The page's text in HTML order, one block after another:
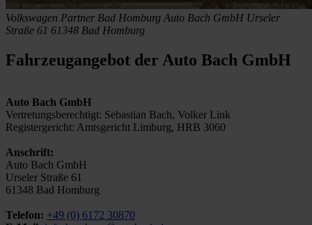
Volkswagen Partner Bad Homburg Auto Bach GmbH Urseler
Straße 61 61348 Bad Homburg
Fahrzeugangebot der Auto Bach GmbH
Auto Bach GmbH
Vertretungsberechtigt: Sebastian Bach, Volker Link
Registergericht: Amtsgericht Limburg, HRB 3060
Anschrift:
Auto Bach GmbH
Urseler Straße 61
61348 Bad Homburg
Telefon: +49 (0) 6172 30870